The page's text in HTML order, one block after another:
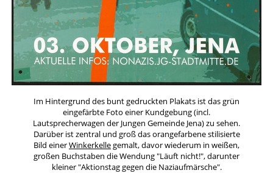
Im Hintergrund des bunt gedruckten Plakats ist das grün
eingefärbte Foto einer Kundgebung (incl.
Lautsprecherwagen der Jungen Gemeinde Jena) zu sehen.
Darüber ist zentral und groß das orangefarbene stilisierte
Bild einerWinkerkellegemalt, davor wiederum in weißen,
großen Buchstaben die Wendung "Läuft nicht!", darunter
kleiner "Aktionstag gegen die Naziaufmärsche".